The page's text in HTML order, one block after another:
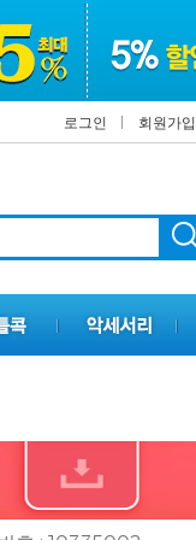
로그인 회원가입